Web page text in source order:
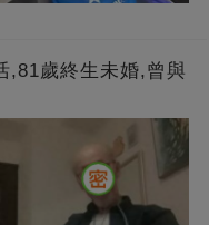
,81歲終生未婚,曾與